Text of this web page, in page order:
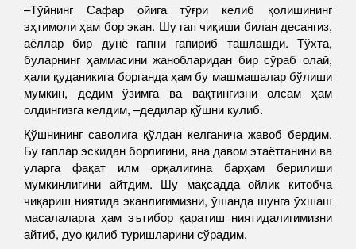
–Тўйнинг Сафар ойига тўғри келиб қолишининг
эҳтимоли ҳам бор экан. Шу гап чиқиши билан десангиз,
аёллар бир дунё гапни гапириб ташлашди. Тўхта,
буларнинг ҳаммасини жанобларидан бир сўраб олай,
ҳали қуданикига борганда ҳам бу машмашалар бўлиши
мумкин, дедим ўзимга ва вақтингизни олсам ҳам
олдингизга келдим, –дедилар қўшни кулиб.
Қўшнининг саволига қўлдан келганича жавоб бердим.
Бу гаплар эскидан борлигини, яна давом этаётганини ва
уларга фақат илм орқалигина барҳам берилиши
мумкинлигини айтдим. Шу мақсадда ойлик китобча
чиқариш ниятида эканлигимизни, ўшанда шунга ўхшаш
масалаларга ҳам эътибор қаратиш ниятидалигимизни
айтиб, дуо қилиб туришларини сўрадим.